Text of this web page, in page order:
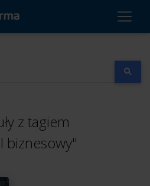
z tagiem
biznesowy"